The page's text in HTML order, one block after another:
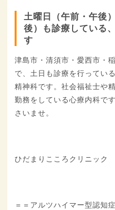
土曜日（午前・午後
後）も診療している
す
津島市・清須市・愛西市・
で、土日も診療を行ってい
精神科です。社会福祉士や
勤務をしている心療内科で
さいませ。
ひだまりこころクリニック
＝＝アルツハイマー型認知